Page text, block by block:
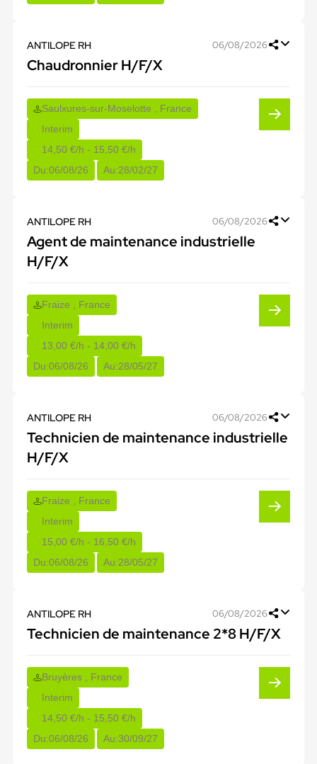
ANTILOPE RH 06/08/2026
Chaudronnier H/F/X
Saulxures-sur-Moselotte , France
Interim
14,50 €/h - 15,50 €/h
Du:06/08/26 Au:28/02/27
ANTILOPE RH 06/08/2026
Agent de maintenance industrielle
H/F/X
Fraize , France
Interim
13,00 €/h - 14,00 €/h
Du:06/08/26 Au:28/05/27
ANTILOPE RH 06/08/2026
Technicien de maintenance industrielle
H/F/X
Fraize , France
Interim
15,00 €/h - 16,50 €/h
Du:06/08/26 Au:28/05/27
ANTILOPE RH 06/08/2026
Technicien de maintenance 2*8 H/F/X
Bruyères , France
Interim
14,50 €/h - 15,50 €/h
Du:06/08/26 Au:30/09/27